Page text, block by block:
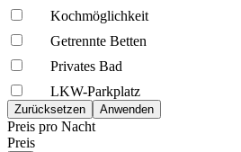
Kochmöglich­keit
Getrennte Betten
Privates Bad
LKW-Parkplatz
Preis pro Nacht
Preis